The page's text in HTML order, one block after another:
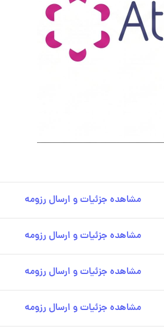
مشاهده جزئیات و ارسال رزومه
مشاهده جزئیات و ارسال رزومه
مشاهده جزئیات و ارسال رزومه
مشاهده جزئیات و ارسال رزومه